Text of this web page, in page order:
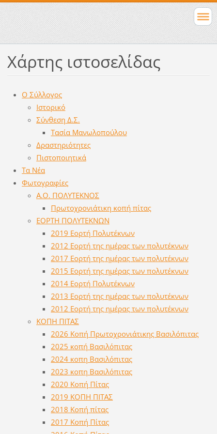
Χάρτης ιστοσελίδας
Ο Σύλλογος
Ιστορικό
Σύνθεση Δ.Σ.
Τασία Μανωλοπούλου
Δραστηριότητες
Πιστοποιητικά
Τα Νέα
Φωτογραφίες
Α.Ο. ΠΟΛΥΤΕΚΝΟΣ
Πρωτοχρονιάτικη κοπή πίτας
ΕΟΡΤΗ ΠΟΛΥΤΕΚΝΩΝ
2019 Εορτή Πολυτέκνων
2012 Εορτή της ημέρας των πολυτέκνων
2017 Εορτή της ημέρας των πολυτέκνων
2015 Εορτή της ημέρας των πολυτέκνων
2014 Εορτή Πολυτέκνων
2013 Εορτή της ημέρας των πολυτέκνων
2012 Εορτή της ημέρας των πολυτέκνων
ΚΟΠΗ ΠΙΤΑΣ
2026 Κοπή Πρωτοχρονιάτικης Βασιλόπιτας
2025 κοπή Βασιλόπιτας
2024 κοπη Βασιλόπιτας
2023 κοπη Βασιλόπιτας
2020 Κοπή Πίτας
2019 ΚΟΠΗ ΠΙΤΑΣ
2018 Κοπή πίτας
2017 Κοπή Πίτας